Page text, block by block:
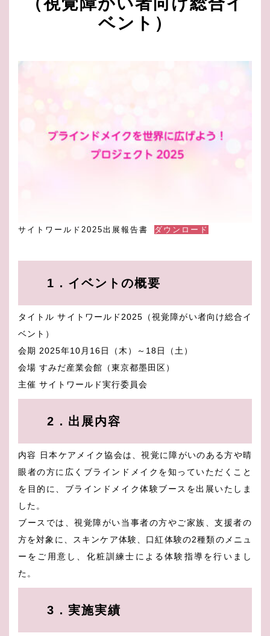
ベント）
サイトワールド2025出展報告書 ダウンロード
1．イベントの概要
タイトル サイトワールド2025（視覚障がい者向け総合イ
ベント）
会期 2025年10月16日（木）～18日（土）
会場 すみだ産業会館（東京都墨田区）
主催 サイトワールド実行委員会
2．出展内容
内容 日本ケアメイク協会は、視覚に障がいのある方や晴
眼者の方に広くブラインドメイクを知っていただくこと
を目的に、ブラインドメイク体験ブースを出展いたしま
した。
ブースでは、視覚障がい当事者の方やご家族、支援者の
方を対象に、スキンケア体験、口紅体験の2種類のメニュ
ーをご用意し、化粧訓練士による体験指導を行いまし
た。
3．実施実績